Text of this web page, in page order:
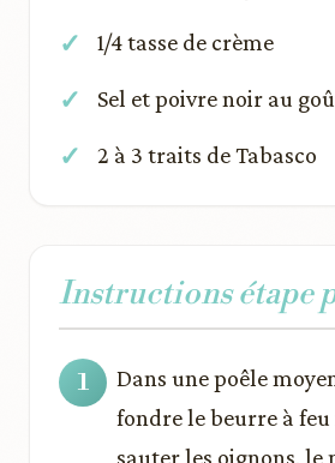
1/4 tasse de crème
Sel et poivre noir au
2 à 3 traits de Tabasco
Instructions étape
Dans une poêle
fondre le beurre à
sauter les oignons, le